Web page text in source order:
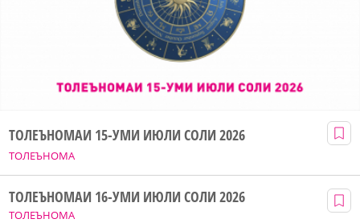
ТОЛЕЪНОМА
ТОЛЕЪНОМАИ 15-УМИ ИЮЛИ СОЛИ 2026
ТОЛЕЪНОМА
ТОЛЕЪНОМАИ 16-УМИ ИЮЛИ СОЛИ 2026